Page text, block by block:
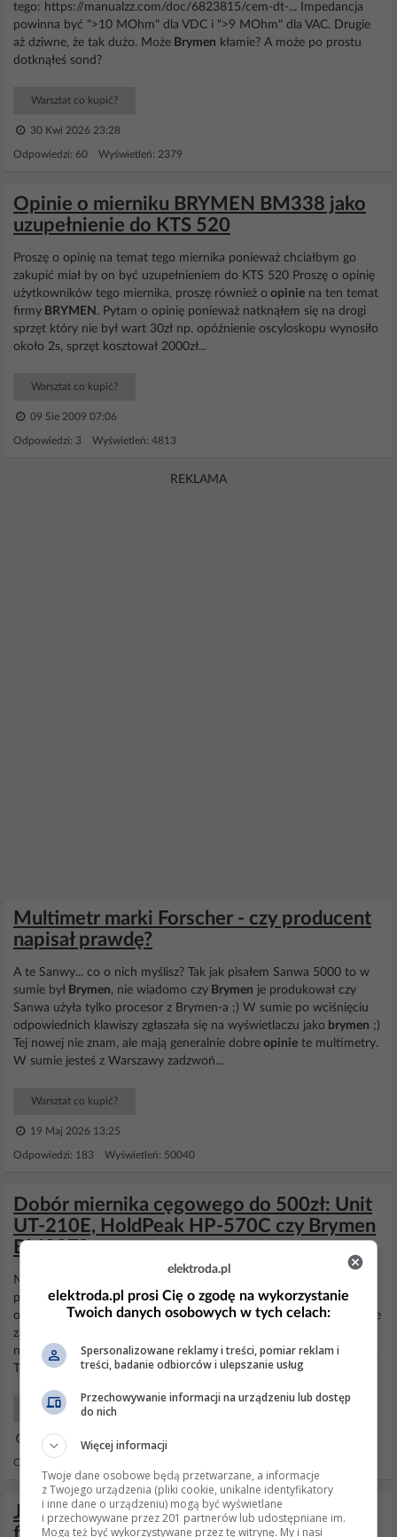
tego: https://manualzz.com/doc/6823815/cem-dt-... Impedancja
powinna być ">10 MOhm" dla VDC i ">9 MOhm" dla VAC. Drugie
aż dziwne, że tak dużo. Może Brymen kłamie? A może po prostu
dotknąłeś sond?
Warsztat co kupić?
30 Kwi 2026 23:28
Odpowiedzi: 60 Wyświetleń: 2379
Opinie o mierniku BRYMEN BM338 jako
uzupełnienie do KTS 520
Proszę o opinię na temat tego miernika ponieważ chciałbym go
zakupić miał by on być uzupełnieniem do KTS 520 Proszę o opinię
użytkowników tego miernika, proszę również o opinie na ten temat
firmy BRYMEN . Pytam o opinię ponieważ natknąłem się na drogi
sprzęt który nie był wart 30zł np. opóźnienie oscyloskopu wynosiło
około 2s, sprzęt kosztował 2000zł...
Warsztat co kupić?
09 Sie 2009 07:06
Odpowiedzi: 3 Wyświetleń: 4813
REKLAMA
Multimetr marki Forscher - czy producent
napisał prawdę?
A te Sanwy... co o nich myślisz? Tak jak pisałem Sanwa 5000 to w
sumie był Brymen, nie wiadomo czy Brymen je produkował czy
Sanwa użyła tylko procesor z Brymen-a ;) W sumie po wciśnięciu
odpowiednich klawiszy zgłaszała się na wyświetlaczu jako brymen ;)
Tej nowej nie znam, ale mają generalnie dobre opinie te multimetry.
W sumie jesteś z Warszawy zadzwoń...
Warsztat co kupić?
19 Maj 2026 13:25
Odpowiedzi: 183 Wyświetleń: 50040
Dobór miernika cęgowego do 500zł: Unit
UT-210E, HoldPeak HP-570C czy Brymen
BM037?
Nie rozumiem tej uwagi, gdyż wszystko jest oparte na wynikach
pomiarowych. Dokładność przyrządów w moich filmach jest
oceniana na podstawie opracowanej metodologii, którą każdy może
zastosować indywidualnie. Na tym polega wiarygodność badań
naukowych - odtwarzalność metodologii pomiarów, a nie wrażenia.
To nieco zaskakujące, że nie rozumie Pan tej...
Warsztat co kupić?
21 Maj 2024 09:26
Odpowiedzi: 51 Wyświetleń: 6240
Jaki dokładny multimetr do 500 zł z
elektroda.pl
elektroda.pl prosi Cię o zgodę na wykorzystanie
Twoich danych osobowych w tych celach:
Spersonalizowane reklamy i treści, pomiar reklam i
treści, badanie odbiorców i ulepszanie usług
Przechowywanie informacji na urządzeniu lub dostęp
do nich
Więcej informacji
Twoje dane osobowe będą przetwarzane, a informacje
z Twojego urządzenia (pliki cookie, unikalne identyfikatory
i inne dane o urządzeniu) mogą być wyświetlane
i przechowywane przez 201 partnerów lub udostępniane im.
Mogą też być wykorzystywane przez tę witrynę. My i nasi